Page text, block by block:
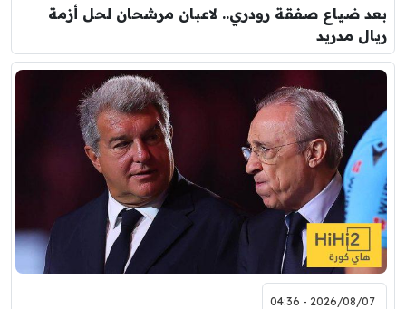
بعد ضياع صفقة رودري.. لاعبان مرشحان لحل أزمة
ريال مدريد
2026/08/07 - 04:36